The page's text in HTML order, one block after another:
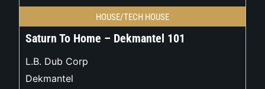
HOUSE/TECH HOUSE
Saturn To Home – Dekmantel 101
L.B. Dub Corp
Dekmantel